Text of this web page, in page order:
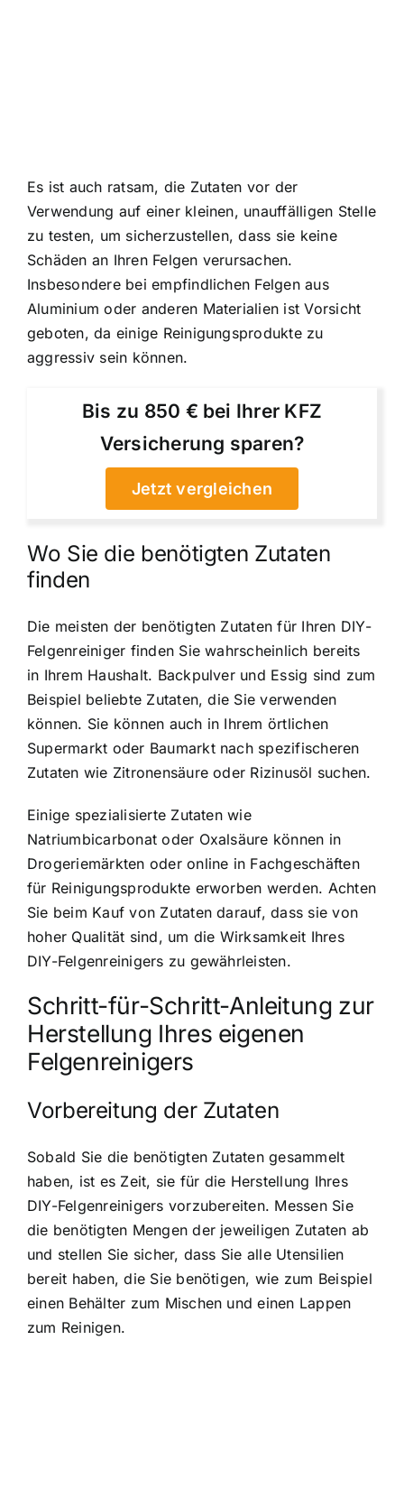
Es ist auch ratsam, die Zutaten vor der
Verwendung auf einer kleinen, unauffälligen Stelle
zu testen, um sicherzustellen, dass sie keine
Schäden an Ihren Felgen verursachen.
Insbesondere bei empfindlichen Felgen aus
Aluminium oder anderen Materialien ist Vorsicht
geboten, da einige Reinigungsprodukte zu
aggressiv sein können.
Bis zu 850 € bei Ihrer KFZ
Versicherung sparen?
Jetzt vergleichen
Wo Sie die benötigten Zutaten
finden
Die meisten der benötigten Zutaten für Ihren DIY-
Felgenreiniger finden Sie wahrscheinlich bereits
in Ihrem Haushalt. Backpulver und Essig sind zum
Beispiel beliebte Zutaten, die Sie verwenden
können. Sie können auch in Ihrem örtlichen
Supermarkt oder Baumarkt nach spezifischeren
Zutaten wie Zitronensäure oder Rizinusöl suchen.
Einige spezialisierte Zutaten wie
Natriumbicarbonat oder Oxalsäure können in
Drogeriemärkten oder online in Fachgeschäften
für Reinigungsprodukte erworben werden. Achten
Sie beim Kauf von Zutaten darauf, dass sie von
hoher Qualität sind, um die Wirksamkeit Ihres
DIY-Felgenreinigers zu gewährleisten.
Schritt-für-Schritt-Anleitung zur
Herstellung Ihres eigenen
Felgenreinigers
Vorbereitung der Zutaten
Sobald Sie die benötigten Zutaten gesammelt
haben, ist es Zeit, sie für die Herstellung Ihres
DIY-Felgenreinigers vorzubereiten. Messen Sie
die benötigten Mengen der jeweiligen Zutaten ab
und stellen Sie sicher, dass Sie alle Utensilien
bereit haben, die Sie benötigen, wie zum Beispiel
einen Behälter zum Mischen und einen Lappen
zum Reinigen.